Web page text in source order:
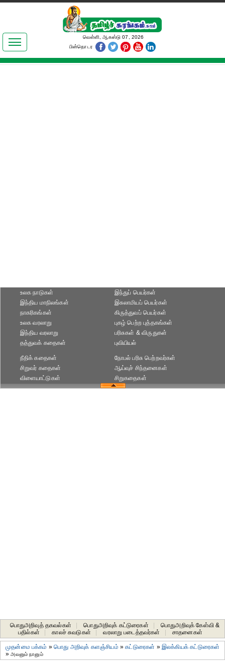
இலக்கியங்கள்
தமிழ் உலகம்
வெள்ளி, ஆகஸ்டு 07, 2026
பின்தொடர
உலக நாடுகள்
இந்திய மாநிலங்கள்
நாகரிகங்கள்
இந்துப் பெயர்கள்
இசுலாமியப் பெயர்கள்
கிருத்துவப் பெயர்கள்
உலக வரலாறு
இந்திய வரலாறு
தத்துவக் கதைகள்
புகழ் பெற்ற புத்தகங்கள்
பரிசுகள் & விருதுகள்
புவியியல்
நீதிக் கதைகள்
சிறுவர் கதைகள்
விளையாட்டுகள்
நோபல் பரிசு‎ பெற்றவர்‎கள்
ஆய்வுச் சிந்தனைகள்
சிறுகதைகள்
பொதுஅறிவுத் தகவல்கள் பொதுஅறிவுக் கட்டுரைகள்
பொதுஅறிவுக் கேள்வி &
பதில்கள்
காலச் சுவடுகள் வரலாறு படைத்தவர்கள் சாதனைகள்‎
முதன்மை பக்கம் »பொது அறிவுக் களஞ்சியம் »கட்டுரைகள் » இலக்கியக் கட்டுரைகள்
»அவனும் நானும்